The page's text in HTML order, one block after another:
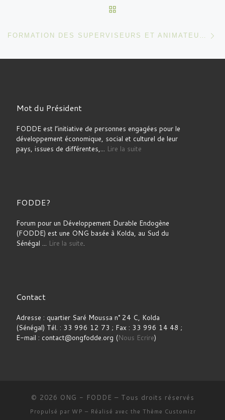
FORMATION DES SUPERVISEURS ET ANIMATEURS SUR LES PROCÉDURES ADMINISTRATIVES ET FINANCIÈRES
Mot du Président
FODDE est l’initiative de personnes engagées pour le
développement économique, social et culturel de leur
pays, issues de différentes,...
Lire la suite
FODDE?
Forum pour un Développement Durable Endogène
(FODDE) est une ONG basée à Kolda, au Sud du
Sénégal ...
Lire la suite
Contact
Adresse : quartier Saré Moussa n° 24 C, Kolda
(Sénégal) Tél. : 33 996 12 73 ; Fax : 33 996 14 48 ;
E-mail : contact@ongfodde.org (Nous Ecrire)
© 2026 ONG - FODDE – Tous droits réservés
Propulsé par WP – Réalisé avec the Thème Customizr